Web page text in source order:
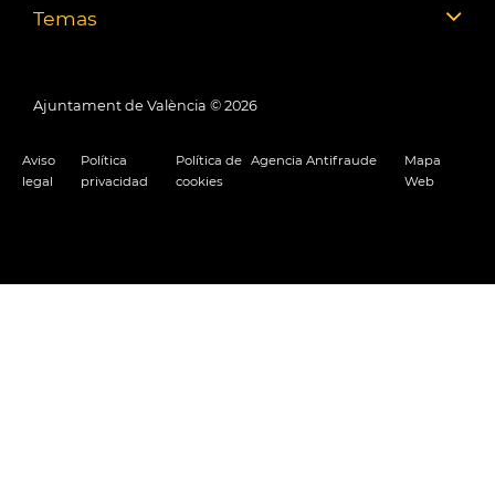
Temas
Ajuntament de València © 2026
Aviso
legal
Política
privacidad
Política de
cookies
Agencia Antifraude
Mapa
Web